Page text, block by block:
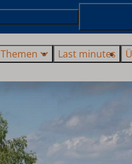
Themen Last minutes